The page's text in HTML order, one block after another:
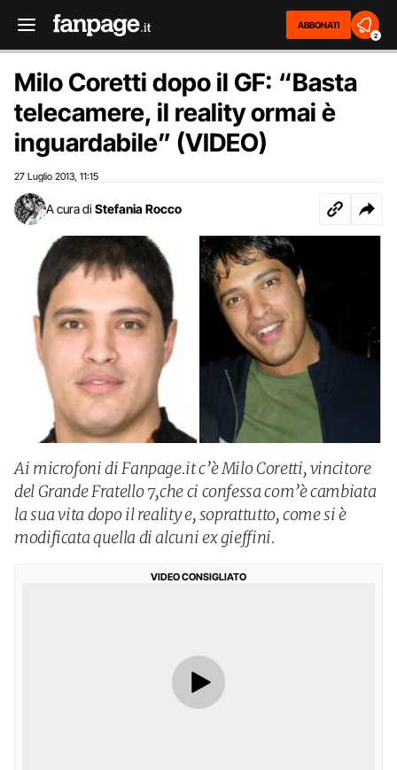
ABBONATI
2
Milo Coretti dopo il GF: “Basta
telecamere, il reality ormai è
inguardabile” (VIDEO)
27 Luglio 2013 11:15
A cura di Stefania Rocco
Ai microfoni di Fanpage.it c’è Milo Coretti, vincitore
del Grande Fratello 7,che ci confessa com’è cambiata
la sua vita dopo il reality e, soprattutto, come si è
modificata quella di alcuni ex gieffini.
VIDEO CONSIGLIATO